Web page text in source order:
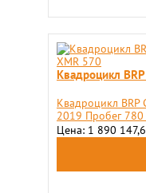
Квадроцикл
Квадроцикл BRP
2019 Пробег
Цена: 1 890